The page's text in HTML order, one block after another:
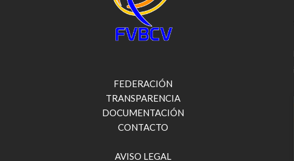
FEDERACIÓN
TRANSPARENCIA
DOCUMENTACIÓN
CONTACTO
AVISO LEGAL